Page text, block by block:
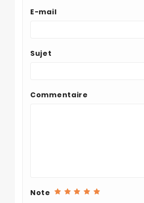
E-mail
Sujet
Commentaire
Note